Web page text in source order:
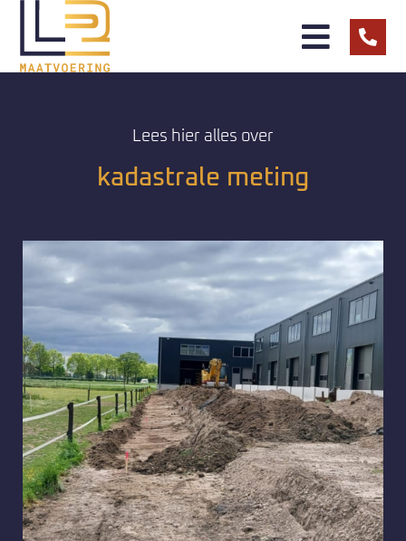
Lees hier alles over
kadastrale meting